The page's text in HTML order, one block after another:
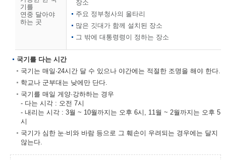
기를
연중 달아야
하는 곳
장소
주요 정부청사의 울타리
많은 깃대가 함께 설치된 장소
그 밖에 대통령령이 정하는 장소
국기를 다는 시간
국기는 매일·24시간 달 수 있으나 야간에는 적절한 조명을 해야 한다.
학교나 군부대는 낮에만 단다.
국기를 매일 게양·강하하는 경우
- 다는 시각 : 오전 7시
- 내리는 시각 : 3월 ~ 10월까지는 오후 6시, 11월 ~ 2월까지는 오후 5
시
국기가 심한 눈·비와 바람 등으로 그 훼손이 우려되는 경우에는 달지
않는다.